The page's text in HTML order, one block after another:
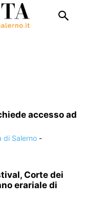
accesso ad
di Salerno -
Corte dei
erariale di